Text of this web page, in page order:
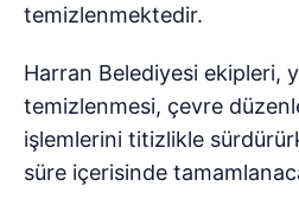
temizlenmektedir.
Harran Belediyesi ekipleri,
temizlenmesi, çevre
işlemlerini titizlikle
süre içerisinde